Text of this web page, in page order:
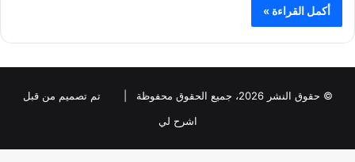
أكمل القراءة »
© حقوق النشر 2026، جميع الحقوق محفوظة |
تم تصميم من قبل
اشرح لي